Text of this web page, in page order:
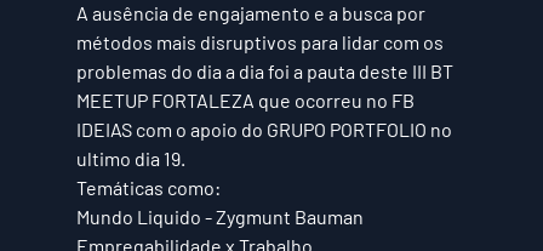
A ausência de engajamento e a busca por
métodos mais disruptivos para lidar com os
problemas do dia a dia foi a pauta deste III BT
MEETUP FORTALEZA que ocorreu no FB
IDEIAS com o apoio do GRUPO PORTFOLIO no
ultimo dia 19.
Temáticas como:
Mundo Liquido - Zygmunt Bauman
Empregabilidade x Trabalho